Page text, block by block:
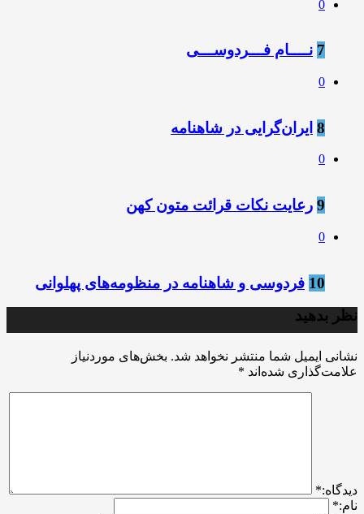
0
7 نــــام فـــردوســـی
0
8 ايران‌گرايی در شاهنامه
0
9 رعایت نکات قرائت متون کهن
0
10 فردوسی و شاهنامه در منظومه‌های پهلوانی
نظر بدهید
نشانی ایمیل شما منتشر نخواهد شد. بخش‌های موردنیاز
علامت‌گذاری شده‌اند *
ديدگاه:*
نام:*